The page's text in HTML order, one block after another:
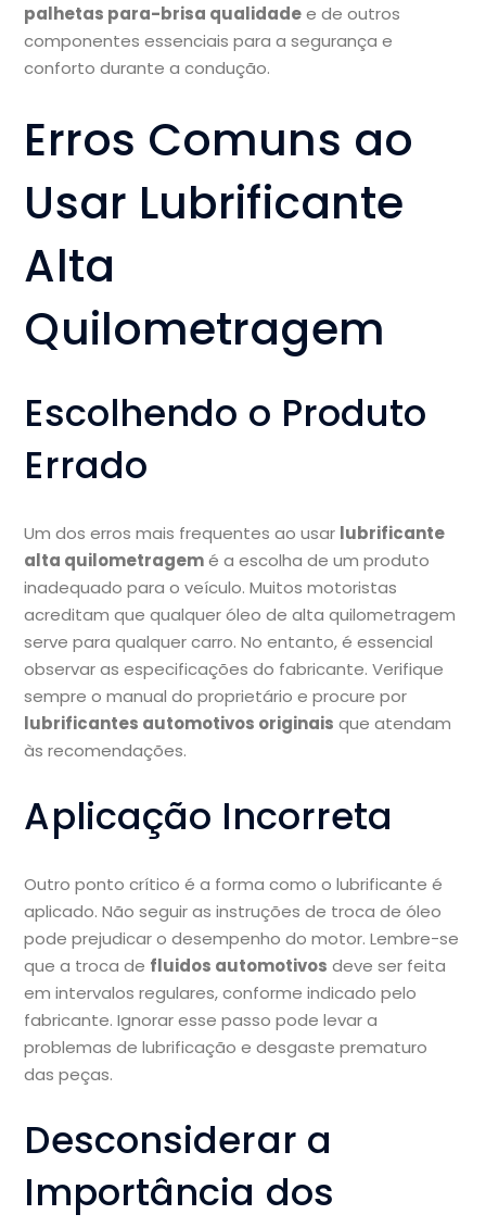
palhetas para-brisa qualidadee de outros
componentes essenciais para a segurança e
conforto durante a condução.
Erros Comuns ao
Usar Lubrificante
Alta
Quilometragem
Escolhendo o Produto
Errado
Um dos erros mais frequentes ao usar lubrificante
alta quilometragemé a escolha de um produto
inadequado para o veículo. Muitos motoristas
acreditam que qualquer óleo de alta quilometragem
serve para qualquer carro. No entanto, é essencial
observar as especificações do fabricante. Verifique
sempre o manual do proprietário e procure por
lubrificantes automotivos originais que atendam
às recomendações.
Aplicação Incorreta
Outro ponto crítico é a forma como o lubrificante é
aplicado. Não seguir as instruções de troca de óleo
pode prejudicar o desempenho do motor. Lembre-se
que a troca de fluidos automotivos deve ser feita
em intervalos regulares, conforme indicado pelo
fabricante. Ignorar esse passo pode levar a
problemas de lubrificação e desgaste prematuro
das peças.
Desconsiderar a
Importância dos